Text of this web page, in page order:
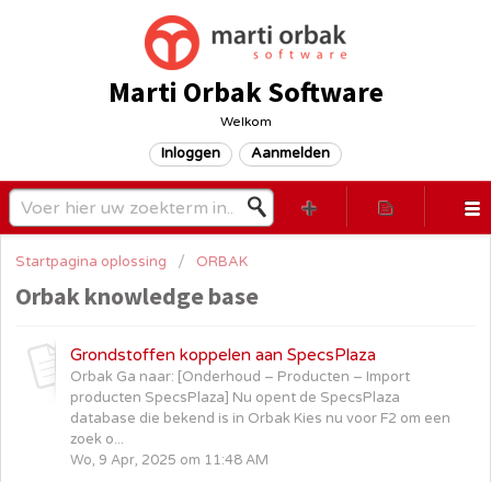
Marti Orbak Software
Welkom
Inloggen Aanmelden
Startpagina oplossing ORBAK
Orbak knowledge base
Grondstoffen koppelen aan SpecsPlaza
Orbak Ga naar: [Onderhoud – Producten – Import
producten SpecsPlaza] Nu opent de SpecsPlaza
database die bekend is in Orbak Kies nu voor F2 om een
zoek o...
Wo, 9 Apr, 2025 om 11:48 AM